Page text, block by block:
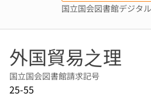
国立国会図書館デジタ
外国貿易之理
国立国会図書館請求記号
25-55